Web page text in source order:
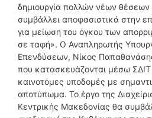
δημιουργία πολλών νέων θέσεων
συμβάλλει αποφασιστικά στην
για μείωση του όγκου των
σε ταφή». Ο Αναπληρωτής
Επενδύσεων, Νίκος
που κατασκευάζονται μέσω ΣΔΙΤ
καινοτόμες υποδομές με
αποτύπωμα. Το έργο της
Κεντρικής Μακεδονίας θα